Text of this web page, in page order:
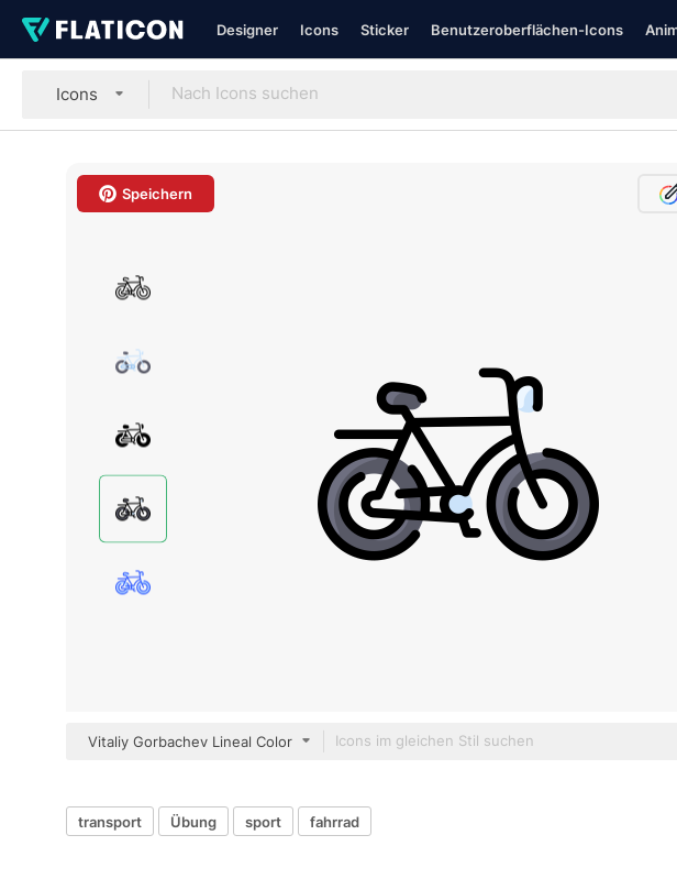
Designer Icons Sticker Benutzeroberflächen-Icons
Icons
Speichern
Vitaliy Gorbachev Lineal Color
transport Übung sport fahrrad